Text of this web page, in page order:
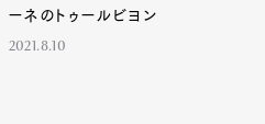
ーネのトゥールビヨン
2021.8.10